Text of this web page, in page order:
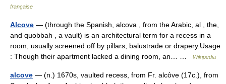
française
Alcove — (through the Spanish, alcova , from the Arabic, al , the,
and quobbah , a vault) is an architectural term for a recess in a
room, usually screened off by pillars, balustrade or drapery.Usage
: Though their apartment lacked a dining room, an… …
Wikipedia
alcove — (n.) 1670s, vaulted recess, from Fr. alcôve (17c.), from